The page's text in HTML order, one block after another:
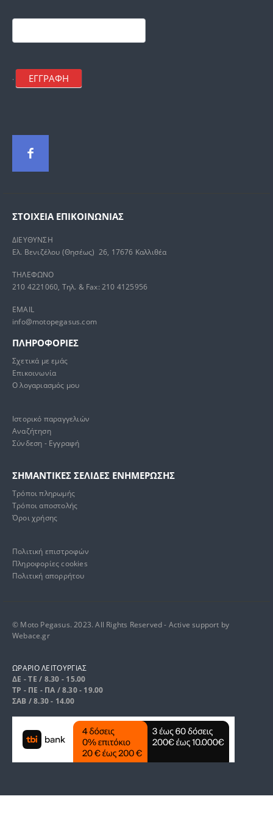
mailchimp
. ΕΓΓΡΑΦΗ
ΣΤΟΙΧΕΊΑ ΕΠΙΚΟΙΝΩΝΊΑΣ
ΔΙΕΥΘΥΝΣΗ
Ελ. Βενιζέλου (Θησέως) 26, 17676 Καλλιθέα
ΤΗΛΕΦΩΝΟ
210 4221060, Τηλ. & Fax: 210 4125956
EMAIL
info@motopegasus.com
ΠΛΗΡΟΦΟΡΙΕΣ
Σχετικά με εμάς
Επικοινωνία
Ο λογαριασμός μου
Ιστορικό παραγγελιών
Αναζήτηση
Σύνδεση - Εγγραφή
ΣΗΜΑΝΤΙΚΕΣ ΣΕΛΙΔΕΣ ΕΝΗΜΕΡΩΣΗΣ
Τρόποι πληρωμής
Τρόποι αποστολής
Όροι χρήσης
Πολιτική επιστροφών
Πληροφορίες cookies
Πολιτική απορρήτου
© Moto Pegasus. 2023. All Rights Reserved - Active support by
Webace.gr
ΩΡΑΡΙΟ ΛΕΙΤΟΥΡΓΙΑΣ
ΔΕ - ΤΕ / 8.30 - 15.00
ΤΡ - ΠΕ - ΠΑ / 8.30 - 19.00
ΣΑΒ / 8.30 - 14.00